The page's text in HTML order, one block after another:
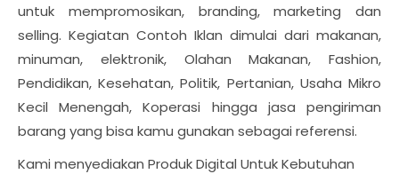
untuk mempromosikan, branding, marketing dan
selling. Kegiatan Contoh Iklan dimulai dari makanan,
minuman, elektronik, Olahan Makanan, Fashion,
Pendidikan, Kesehatan, Politik, Pertanian, Usaha Mikro
Kecil Menengah, Koperasi hingga jasa pengiriman
barang yang bisa kamu gunakan sebagai referensi.
Kami menyediakan Produk Digital Untuk Kebutuhan